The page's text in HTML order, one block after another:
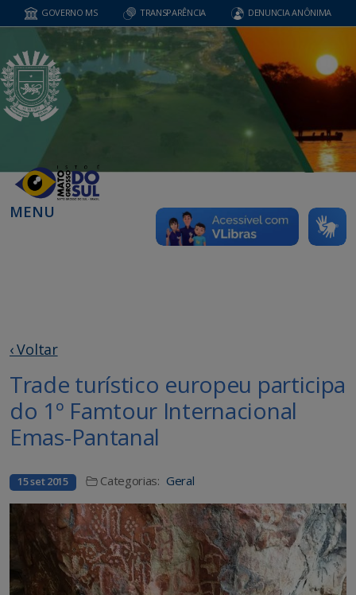
GOVERNO MS TRANSPARÊNCIA DENUNCIA ANÔNIMA
MENU
‹ Voltar
Trade turístico europeu participa
do 1º Famtour Internacional
Emas-Pantanal
15 set 2015 Categorias: Geral